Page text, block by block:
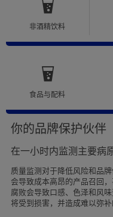
非酒精饮料
食品与配料
你的品牌保护伙伴
在一小时内监测主要病
质量监测对于降低风险和品
会导致成本高昂的产品召回
腐败会导致口感、色泽和风
将受到损害，并造成难以弥补